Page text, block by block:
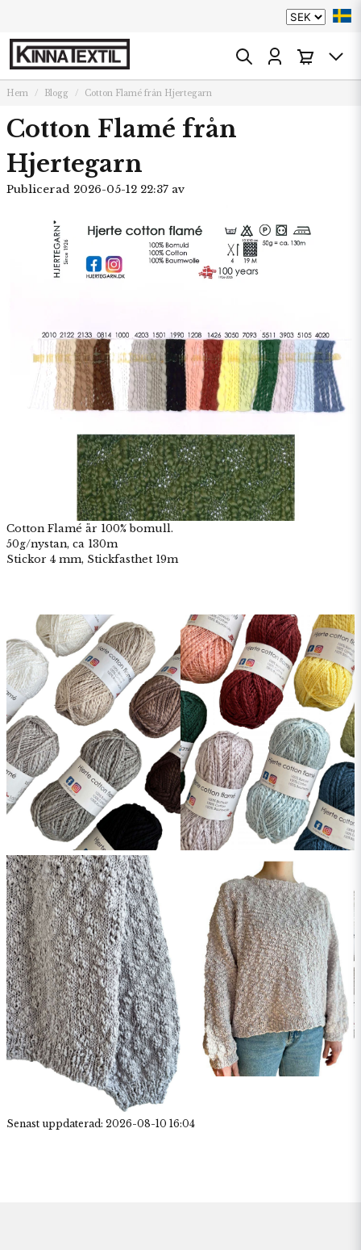
Hem Blogg Cotton Flamé från Hjertegarn
Cotton Flamé från
Hjertegarn
Publicerad 2026-05-12 22:37 av
Cotton Flamé är 100% bomull.
50g/nystan, ca 130m
Stickor 4 mm, Stickfasthet 19m
Senast uppdaterad: 2026-08-10 16:04